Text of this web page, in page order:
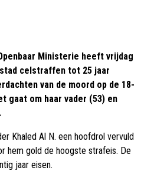
Ministerie heeft vrijdag
celstraffen tot 25 jaar
van de moord op de 18-
gaat om haar vader (53) en
Khaled Al N. een hoofdrol vervuld
hem gold de hoogste strafeis. De
jaar eisen.